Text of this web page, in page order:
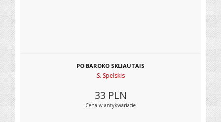
PO BAROKO SKLIAUTAIS
S. Spelskis
33 PLN
Cena w antykwariacie